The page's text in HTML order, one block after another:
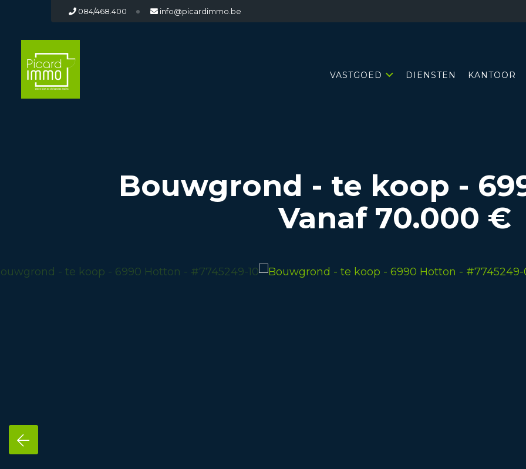
084/468.400 info@picardimmo.be
VASTGOED DIENSTEN KANTOOR
Bouwgrond - te koop -
Vanaf 70.000 €